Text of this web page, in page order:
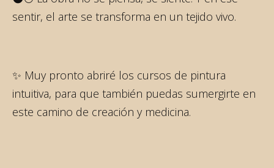
sentir, el arte se transforma en un tejido vivo.
✨ Muy pronto abriré los cursos de pintura
intuitiva, para que también puedas sumergirte en
este camino de creación y medicina.